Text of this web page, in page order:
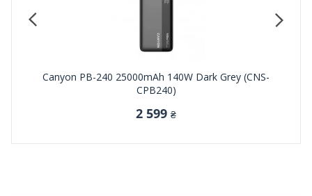
Canyon PB-240 25000mAh 140W Dark Grey (CNS-
CPB240)
2 599 ₴